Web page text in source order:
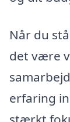
Når du
det være
erfaring